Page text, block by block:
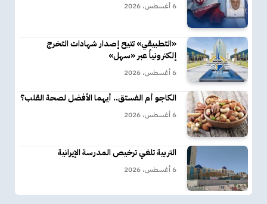
6 أغسطس، 2026
«التطبيقي» تتيح إصدار شهادات التخرج
إلكترونياً عبر «سهل»
6 أغسطس، 2026
الكاجو أم الفستق.. أيهما الأفضل لصحة القلب؟
6 أغسطس، 2026
التربية تلغي ترخيص المدرسة الإيرانية
6 أغسطس، 2026